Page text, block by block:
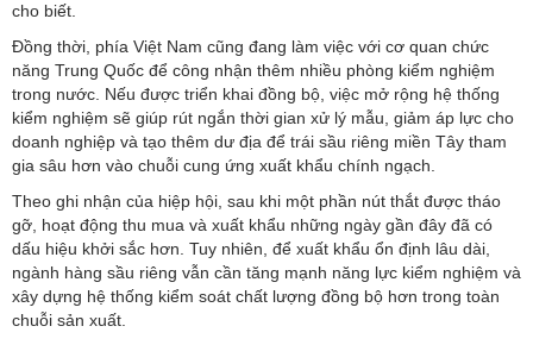
cho biết.
Đồng thời, phía Việt Nam cũng đang làm việc với cơ quan chức
năng Trung Quốc để công nhận thêm nhiều phòng kiểm nghiệm
trong nước. Nếu được triển khai đồng bộ, việc mở rộng hệ thống
kiểm nghiệm sẽ giúp rút ngắn thời gian xử lý mẫu, giảm áp lực cho
doanh nghiệp và tạo thêm dư địa để trái sầu riêng miền Tây tham
gia sâu hơn vào chuỗi cung ứng xuất khẩu chính ngạch.
Theo ghi nhận của hiệp hội, sau khi một phần nút thắt được tháo
gỡ, hoạt động thu mua và xuất khẩu những ngày gần đây đã có
dấu hiệu khởi sắc hơn. Tuy nhiên, để xuất khẩu ổn định lâu dài,
ngành hàng sầu riêng vẫn cần tăng mạnh năng lực kiểm nghiệm và
xây dựng hệ thống kiểm soát chất lượng đồng bộ hơn trong toàn
chuỗi sản xuất.